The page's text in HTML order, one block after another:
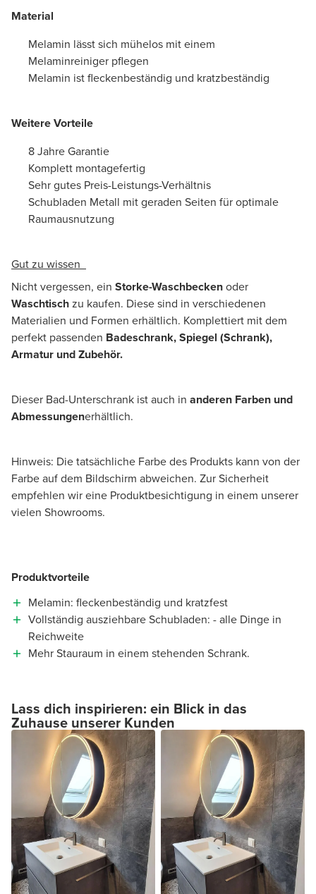
Material
Melamin lässt sich mühelos mit einem
Melaminreiniger pflegen
Melamin ist fleckenbeständig und kratzbeständig
Weitere Vorteile
8 Jahre Garantie
Komplett montagefertig
Sehr gutes Preis-Leistungs-Verhältnis
Schubladen Metall mit geraden Seiten für optimale
Raumausnutzung
Gut zu wissen
Nicht vergessen, ein Storke-Waschbeckenoder
Waschtischzu kaufen. Diese sind in verschiedenen
Materialien und Formen erhältlich. Komplettiert mit dem
perfekt passenden Badeschrank, Spiegel (Schrank),
Armatur und Zubehör.
Dieser Bad-Unterschrank ist auch in anderen Farben und
Abmessungenerhältlich.
Hinweis: Die tatsächliche Farbe des Produkts kann von der
Farbe auf dem Bildschirm abweichen. Zur Sicherheit
empfehlen wir eine Produktbesichtigung in einem unserer
vielen Showrooms.
Produktvorteile
Melamin: fleckenbeständig und kratzfest
Vollständig ausziehbare Schubladen: - alle Dinge in
Reichweite
Mehr Stauraum in einem stehenden Schrank.
Lass dich inspirieren: ein Blick in das
Zuhause unserer Kunden